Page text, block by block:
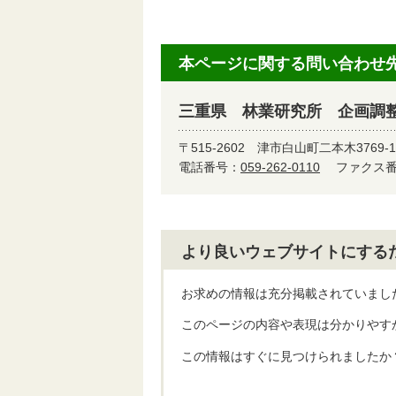
本ページに関する問い合わせ
三重県 林業研究所 企画調
〒515-2602 津市白山町二本木3769-1
電話番号： 059-262-0110 ファクス
より良いウェブサイトにす
お求めの情報は充分掲載されていまし
このページの内容や表現は分かりやす
この情報はすぐに見つけられましたか